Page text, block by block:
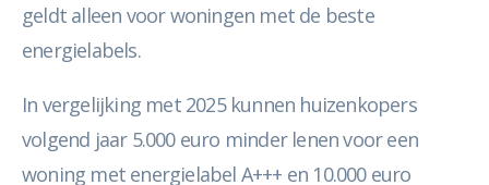
geldt alleen voor woningen met de beste
energielabels.
In vergelijking met 2025 kunnen huizenkopers
volgend jaar 5.000 euro minder lenen voor een
woning met energielabel A+++ en 10.000 euro